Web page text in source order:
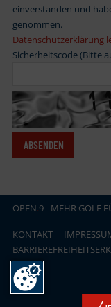
einverstanden und
genommen.
Datenschutzerklärung
Sicherheitscode (Bitte
OPEN.9 - MEHR GOLF
KONTAKT